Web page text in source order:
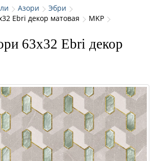
Азори
Эбри
Ebri декор матовая
MKP
63x32 Ebri декор